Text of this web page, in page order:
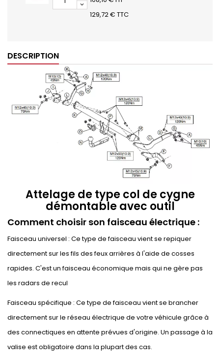
129,72 € TTC
DESCRIPTION
Attelage de type col de cygne
démontable avec outil
Comment choisir son faisceau électrique :
Faisceau universel : Ce type de faisceau vient se repiquer
directement sur les fils des feux arrières à l'aide de cosses
rapides. C'est un faisceau économique mais qui ne gère pas
les radars de recul
Faisceau spécifique : Ce type de faisceau vient se brancher
directement sur le réseau électrique de votre véhicule grâce à
des connectiques en attente prévues d'origine. Un passage à la
valise est obligatoire dans la plupart des cas.